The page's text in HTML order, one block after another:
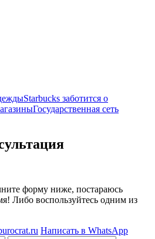
Starbucks заботится о
Государственная сеть
форму ниже, постараюсь
Либо воспользуйтесь одним из
Написать в WhatsApp